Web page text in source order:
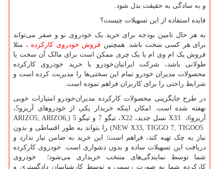
و به سادگی به حقیقت بدل شود.
فایده استفاده از این تسهیلات چیست؟
به هر حال تامین بودجه برای خرید یک خودروی نو و صفر می‌تواند
برای هر کسی سخت باشد. همچنین فروش خودروی کارکرده ، مثلا
فروش یک ام وی ام یا یک چری ممکن است برای مالک آن سخت یا
طولانی باشد، شرکت ایرانیان‌خودرو با خرید خودروی کارکرده
محصولات مدیران خودرو تمام این سختی‌ها را مدیریت کرده است و
شرایط راحتی را برای کاربران فراهم نموده است.
در طرح جایگزینی محصولات کارکرده مدیران‌خودرو امتیازات خوبی
نهفته شده است. امکان اینکه خریدار یکی از خودروهای آریزو5،
آریزو6،
X33 نسل جدید، X22، تیگو 7 و تیگو 5 (
ARIZO5, ARIZO6,
NEW X33, TIGGO 7, TIGOO5) را بتواند به طور اقساطی و بدون
نیاز به چک تهیه کند، فراهم است؛ این خرید به ضامن نیاز ندارد و
دریافت این تسهیلات ساده و بدون دشواری است. خودروی کارکرده
شما توسط نمایندگی‌های منتخب خریداری می‌شود؛ خودروی
کارکرده شما به صورت رسمی و توسط کارشناسان دادگستری و